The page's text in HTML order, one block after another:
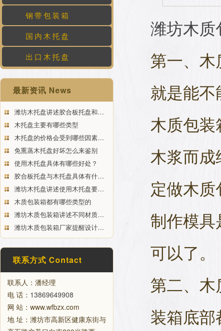
钢带包装箱
国内木托盘
出口木托盘
最新资讯 News
潍坊木托盘讲述胶合板托盘和…
木托盘主要有哪些类型
木托盘的价格会受到哪些因素…
免熏蒸木托盘好坏怎么来鉴别
使用木托盘具体有哪些好处？
胶合板托盘与木托盘具体有什…
潍坊木托盘讲述使用木托盘要…
木质包装箱都有哪些类型的
潍坊木质包装箱讲述不同材质…
潍坊木质包装箱厂家提醒设计…
联系方式 Contact
联系人：潘经理
电 话： 13869649908
网 站：www.wfbzx.com
地 址：潍坊市高新区健康东街与
潍坊木质
第一、
就是能
木质包
木浆而
定做木
制作模
可以了。
第二、
装箱底